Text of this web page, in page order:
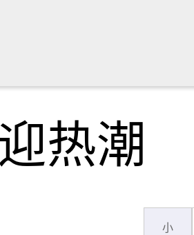
热潮
小